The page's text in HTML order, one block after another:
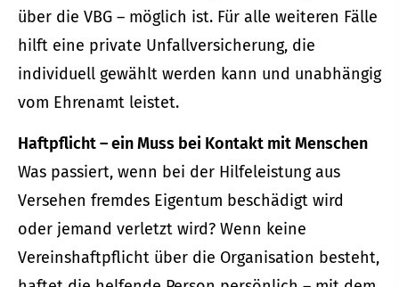
über die VBG – möglich ist. Für alle weiteren Fälle
hilft eine private Unfall­ver­si­che­rung, die
individuell gewählt werden kann und unabhängig
vom Ehrenamt leistet.
Haft­pflicht – ein Muss bei Kontakt mit Menschen
Was passiert, wenn bei der Hilfeleistung aus
Versehen fremdes Eigentum beschädigt wird
oder jemand verletzt wird? Wenn keine
Vereinshaftpflicht über die Organisation besteht,